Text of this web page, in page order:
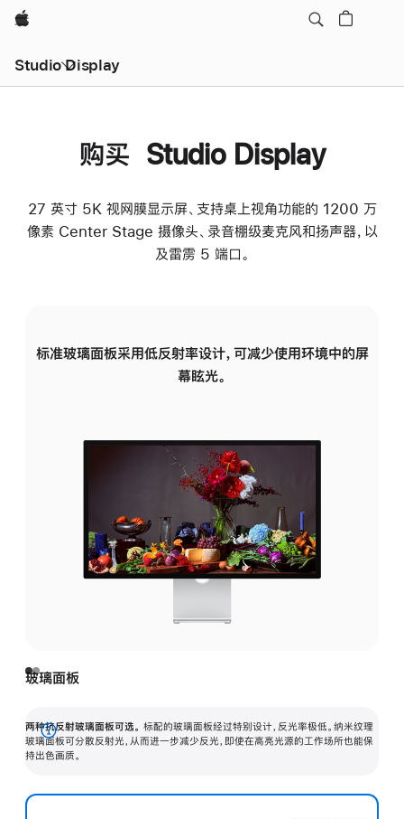
Apple
Studio Display
购买 Studio Display
27 英寸 5K 视网膜显示屏、支持桌上视角功能的 1200 万
像素 Center Stage 摄像头、录音棚级麦克风和扬声器，以
及雷雳 5 端口。
标准玻璃面板采用低反射率设计，可减少使用环境中的屏
幕眩光。
玻璃面板
两种抗反射玻璃面板可选。 标配的玻璃面板经过特别设计，反光率极低。纳米纹理
玻璃面板可分散反射光，从而进一步减少反光，即使在高亮光源的工作场所也能保
持出色画质。
展
开